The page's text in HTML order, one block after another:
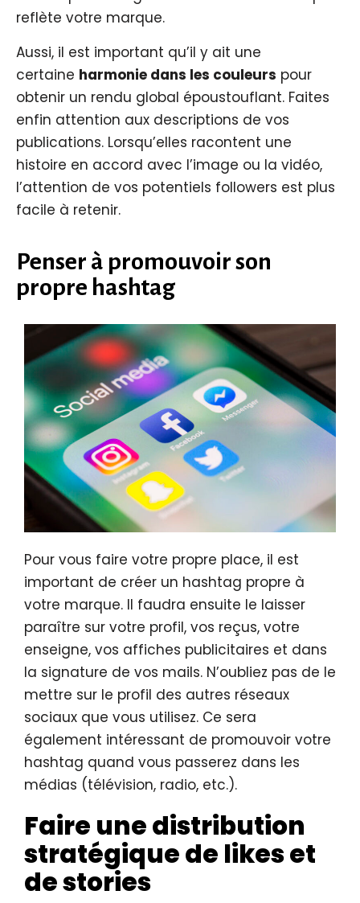
reflète votre marque.
Aussi, il est important qu’il y ait une
certaine harmonie dans les couleurs pour
obtenir un rendu global époustouflant. Faites
enfin attention aux descriptions de vos
publications. Lorsqu’elles racontent une
histoire en accord avec l’image ou la vidéo,
l’attention de vos potentiels followers est plus
facile à retenir.
Penser à promouvoir son
propre hashtag
Pour vous faire votre propre place, il est
important de créer un hashtag propre à
votre marque. Il faudra ensuite le laisser
paraître sur votre profil, vos reçus, votre
enseigne, vos affiches publicitaires et dans
la signature de vos mails. N’oubliez pas de le
mettre sur le profil des autres réseaux
sociaux que vous utilisez. Ce sera
également intéressant de promouvoir votre
hashtag quand vous passerez dans les
médias (télévision, radio, etc.).
Faire une distribution
stratégique de likes et
de stories